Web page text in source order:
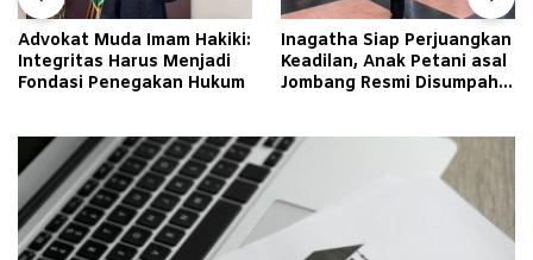
Advokat Muda Imam Hakiki:
Integritas Harus Menjadi
Fondasi Penegakan Hukum
Inagatha Siap Perjuangkan
Keadilan, Anak Petani asal
Jombang Resmi Disumpah